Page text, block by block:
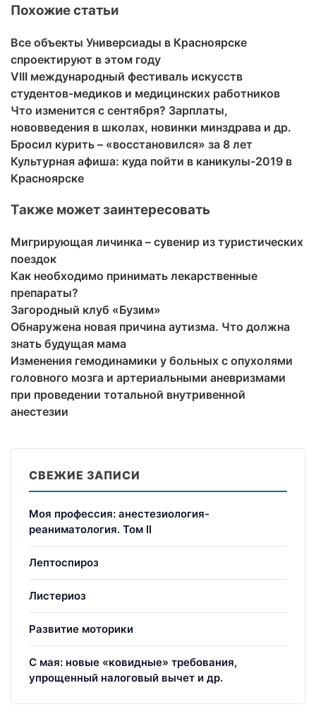
Похожие статьи
Все объекты Универсиады в Красноярске
спроектируют в этом году
VIII международный фестиваль искусств
студентов-медиков и медицинских работников
Что изменится с сентября? Зарплаты,
нововведения в школах, новинки минздрава и др.
Бросил курить – «восстановился» за 8 лет
Культурная афиша: куда пойти в каникулы-2019 в
Красноярске
Также может заинтересовать
Мигрирующая личинка – сувенир из туристических
поездок
Как необходимо принимать лекарственные
препараты?
Загородный клуб «Бузим»
Обнаружена новая причина аутизма. Что должна
знать будущая мама
Изменения гемодинамики у больных с опухолями
головного мозга и артериальными аневризмами
при проведении тотальной внутривенной
анестезии
СВЕЖИЕ ЗАПИСИ
Моя профессия: анестезиология-
реаниматология. Том II
Лептоспироз
Листериоз
Развитие моторики
С мая: новые «ковидные» требования,
упрощенный налоговый вычет и др.